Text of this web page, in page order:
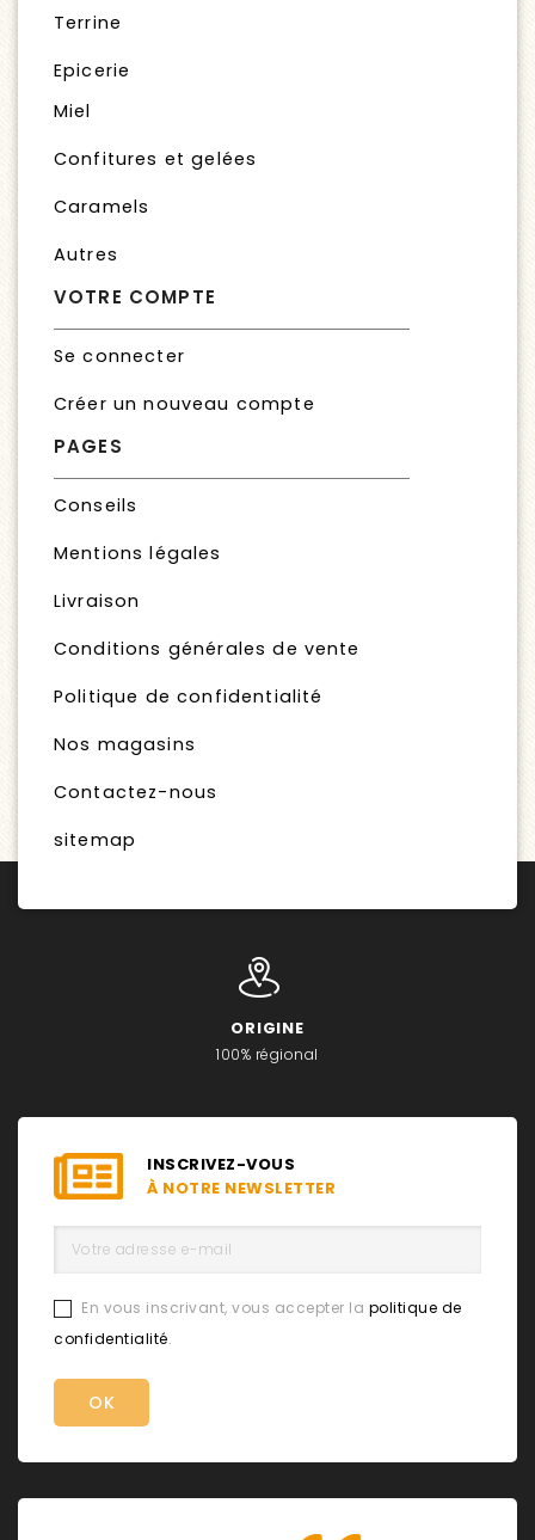
Terrine
Epicerie
Miel
Confitures et gelées
Caramels
Autres
VOTRE COMPTE
Se connecter
Créer un nouveau compte
PAGES
Conseils
Mentions légales
Livraison
Conditions générales de vente
Politique de confidentialité
Nos magasins
Contactez-nous
sitemap
ORIGINE
100% régional
INSCRIVEZ-VOUS
À NOTRE NEWSLETTER
En vous inscrivant, vous accepter la politique de
confidentialité.